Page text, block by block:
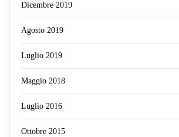
Dicembre 2019
Agosto 2019
Luglio 2019
Maggio 2018
Luglio 2016
Ottobre 2015